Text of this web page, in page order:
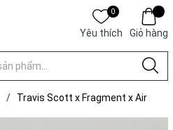
0
Yêu thích Giỏ hàng
/
Travis Scott x Fragment x Air